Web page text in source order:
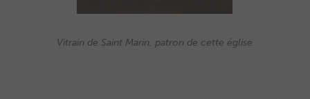
Vitrain de Saint Marin, patron de cette église